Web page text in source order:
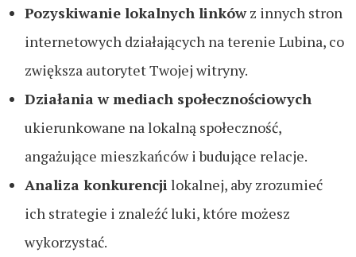
Pozyskiwanie lokalnych linkówz innych stron
internetowych działających na terenie Lubina, co
zwiększa autorytet Twojej witryny.
Działania w mediach społecznościowych
ukierunkowane na lokalną społeczność,
angażujące mieszkańców i budujące relacje.
Analiza konkurencjilokalnej, aby zrozumieć
ich strategie i znaleźć luki, które możesz
wykorzystać.